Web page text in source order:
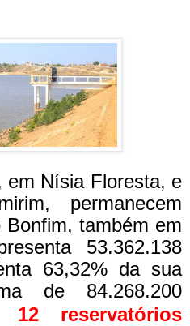
em Nísia Floresta, e
permanecem
Bonfim, também em
53.362.138
63,32% da sua
de 84.268.200
12 reservatórios